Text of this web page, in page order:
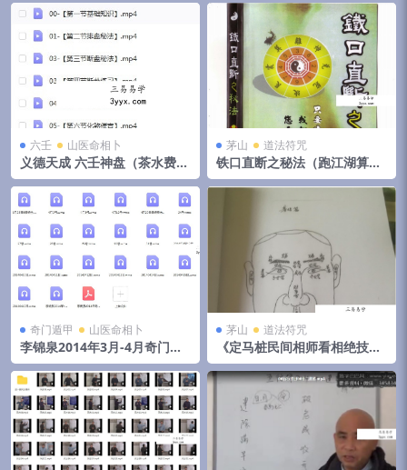
云下载！
六壬 山医命相卜
义德天成 六壬神盘（茶水费）
8集视频 百度云下载！
茅山 道法符咒
铁口直断之秘法（跑江湖算命
的民间秘法）
奇门遁甲 山医命相卜
李锦泉2014年3月-4月奇门遁
甲培训录音+教材pdf 移动网
盘下载！
茅山 道法符咒
《定马桩民间相师看相绝技秘
法》pdf 144页，手抄本,拍照
电子版。